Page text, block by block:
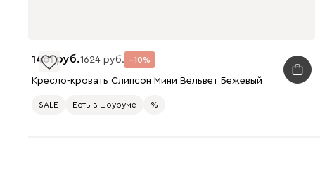
1461 1624 10
Кресло-кровать Слипсон Мини Вельвет Бежевый
SALE Есть в шоуруме %